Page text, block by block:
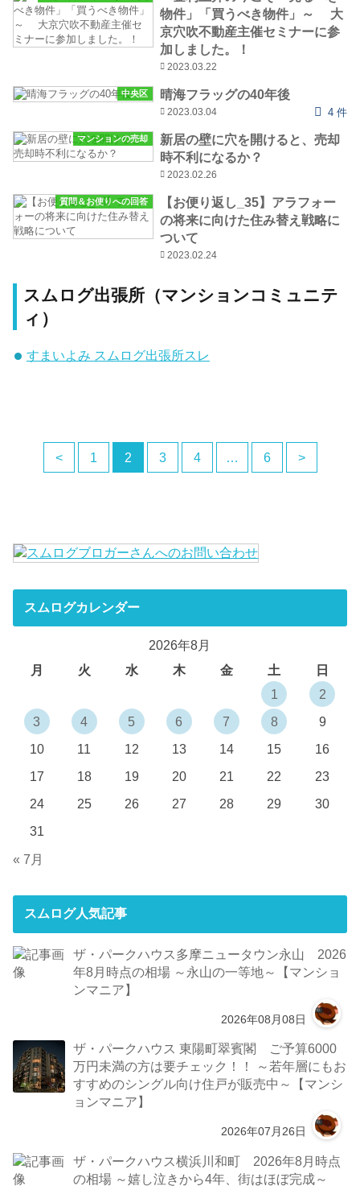
物件」「買うべき物件」～ 大
京穴吹不動産主催セミナーに参
加しました。！
2023.03.22
中央区 晴海フラッグの40年後
2023.03.04 4 件
マンションの売却
新居の壁に穴を開けると、売却
時不利になるか？
2023.02.26
質問＆お便りへの回答
【お便り返し_35】アラフォー
の将来に向けた住み替え戦略に
ついて
2023.02.24
スムログ出張所（マンションコミュニテ
ィ）
すまいよみ スムログ出張所スレ
< 1 2 3 4 … 6 >
スムログカレンダー
2026年8月
月
火 水 木 金 土
日
1
2
3
4 5 6 7 8
9
10
11 12 13 14 15
16
17
18 19 20 21 22
23
24
25 26 27 28 29
30
31
« 7月
スムログ人気記事
ザ・パークハウス多摩ニュータウン永山 2026
年8月時点の相場 ～永山の一等地～【マンショ
ンマニア】
2026年08月08日
ザ・パークハウス 東陽町翠賓閣 ご予算6000
万円未満の方は要チェック！！ ～若年層にもお
すすめのシングル向け住戸が販売中～【マンシ
ョンマニア】
2026年07月26日
ザ・パークハウス横浜川和町 2026年8月時点
の相場 ～嬉し泣きから4年、街はほぼ完成～